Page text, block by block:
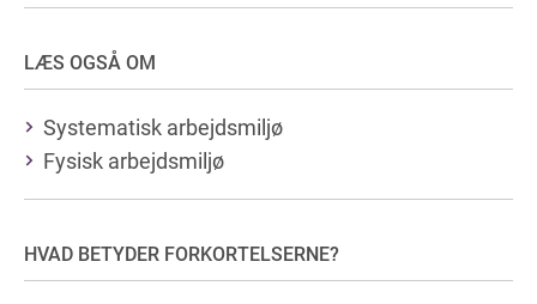
LÆS OGSÅ OM
Systematisk arbejdsmiljø
Fysisk arbejdsmiljø
HVAD BETYDER FORKORTELSERNE?